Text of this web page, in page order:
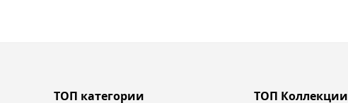
ТОП категории ТОП Коллекции